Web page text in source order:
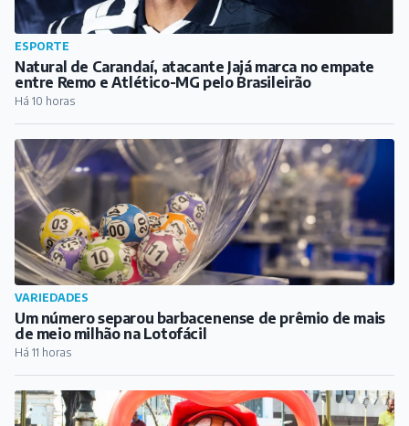
ESPORTE
Natural de Carandaí, atacante Jajá marca no empate
entre Remo e Atlético-MG pelo Brasileirão
Há 10 horas
VARIEDADES
Um número separou barbacenense de prêmio de mais
de meio milhão na Lotofácil
Há 11 horas